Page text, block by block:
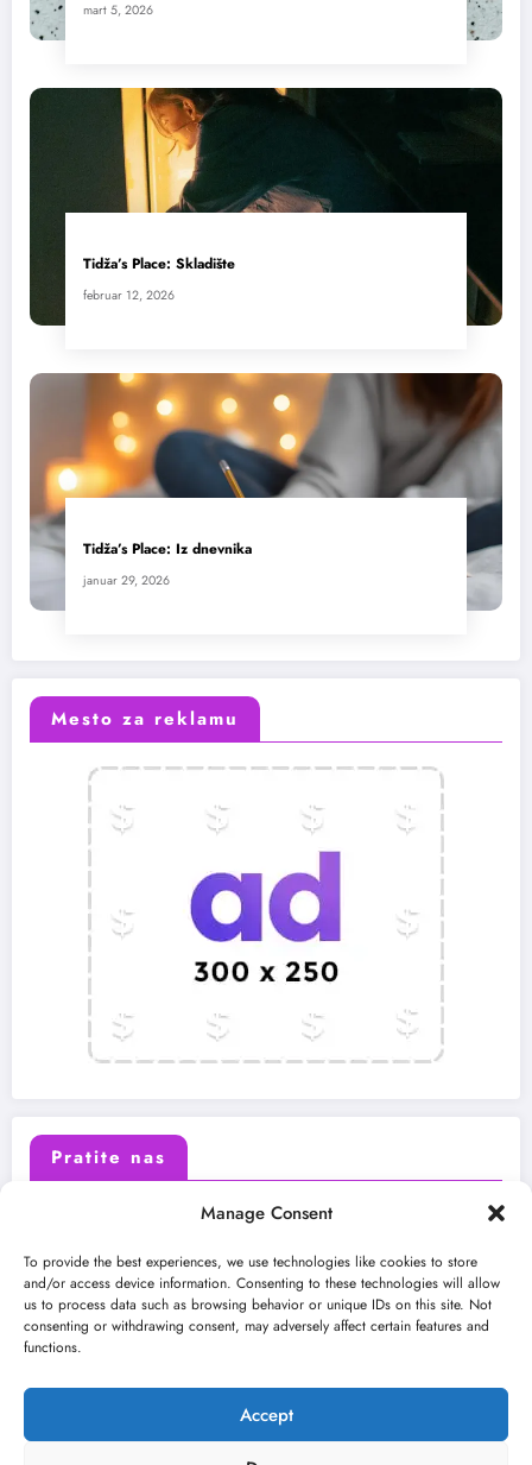
Manage Consent
To provide the best experiences, we use technologies like cookies to store
and/or access device information. Consenting to these technologies will allow
us to process data such as browsing behavior or unique IDs on this site. Not
consenting or withdrawing consent, may adversely affect certain features and
functions.
Accept
mart 5, 2026
Tidža’s Place: Skladište
februar 12, 2026
Tidža’s Place: Iz dnevnika
januar 29, 2026
Mesto za reklamu
Pratite nas
Instagram Youtube